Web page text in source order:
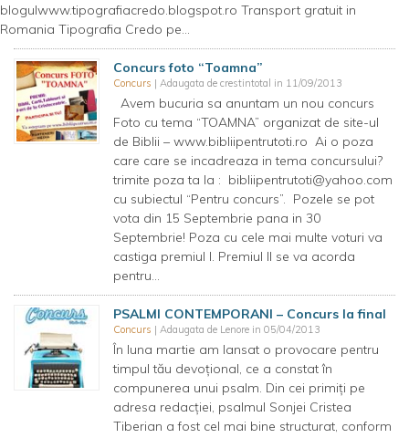
blogulwww.tipografiacredo.blogspot.ro Transport gratuit in
Romania Tipografia Credo pe...
Concurs foto “Toamna”
Concurs | Adaugata de crestintotal in 11/09/2013
Avem bucuria sa anuntam un nou concurs
Foto cu tema “TOAMNA” organizat de site-ul
de Biblii – www.bibliipentrutoti.ro Ai o poza
care care se incadreaza in tema concursului?
trimite poza ta la : bibliipentrutoti@yahoo.com
cu subiectul “Pentru concurs”. Pozele se pot
vota din 15 Septembrie pana in 30
Septembrie! Poza cu cele mai multe voturi va
castiga premiul I. Premiul II se va acorda
pentru...
PSALMI CONTEMPORANI – Concurs la final
Concurs | Adaugata de Lenore in 05/04/2013
În luna martie am lansat o provocare pentru
timpul tău devoţional, ce a constat în
compunerea unui psalm. Din cei primiţi pe
adresa redacţiei, psalmul Sonjei Cristea
Tiberian a fost cel mai bine structurat, conform